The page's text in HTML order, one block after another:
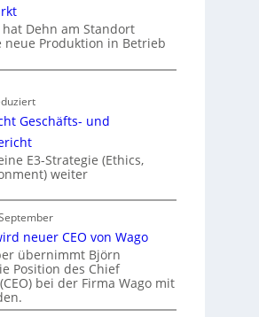
l
i
t
i
n
d
e
r
m
m
o
b
i
l
Dehn am Standort
Produktion in Betrieb
Geschäfts- und
E3-Strategie (Ethics,
weiter
neuer CEO von Wago
übernimmt Björn
Position des Chief
bei der Firma Wago mit